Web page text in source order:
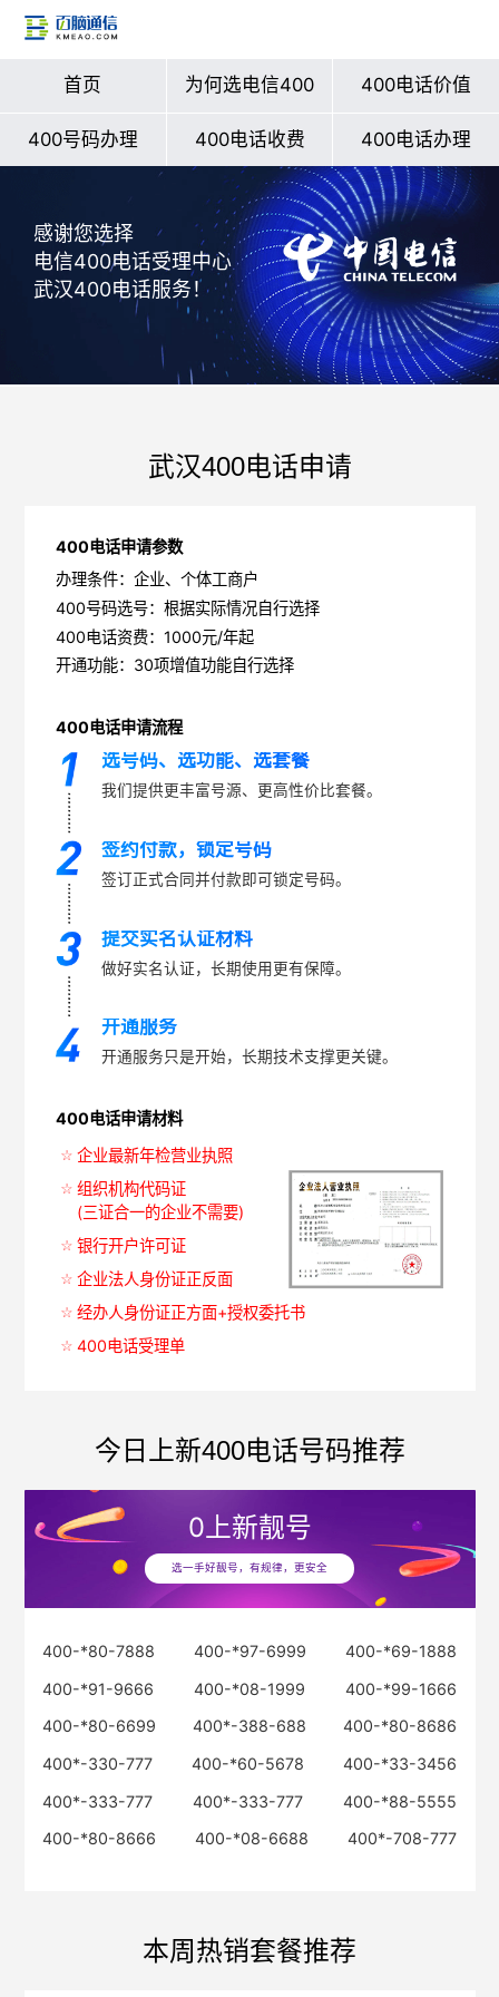
首页 为何选电信400 400电话价值
400号码办理 400电话收费 400电话办理
感谢您选择
电信400电话受理中心
武汉400电话服务！
武汉400电话申请
400电话申请参数
办理条件：企业、个体工商户
400号码选号：根据实际情况自行选择
400电话资费：1000元/年起
开通功能：30项增值功能自行选择
400电话申请流程
选号码、选功能、选套餐
我们提供更丰富号源、更高性价比套餐。
签约付款，锁定号码
签订正式合同并付款即可锁定号码。
提交实名认证材料
做好实名认证，长期使用更有保障。
开通服务
开通服务只是开始，长期技术支撑更关键。
400电话申请材料
企业最新年检营业执照
组织机构代码证
(三证合一的企业不需要)
银行开户许可证
企业法人身份证正反面
经办人身份证正方面+授权委托书
400电话受理单
今日上新400电话号码推荐
0上新靓号
选一手好靓号，有规律，更安全
400-*80-7888 400-*97-6999
400-*69-1888
400-*91-9666
400-*08-1999
400-*99-1666
400-*80-6699
400*-388-688
400-*80-8686
400*-330-777
400-*60-5678
400-*33-3456
400*-333-777
400*-333-777
400-*88-5555
400-*80-8666
400-*08-6688 400*-708-777
本周热销套餐推荐